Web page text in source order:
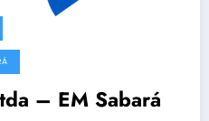
– EM Sabará